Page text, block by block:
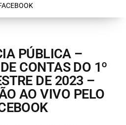
PÚBLICA –
CONTAS DO 1º
DE 2023 –
AO VIVO PELO